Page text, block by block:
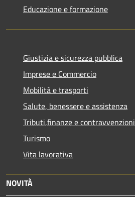
Educazione e formazione
Giustizia e sicurezza pubblica
Imprese e Commercio
Mobilità e trasporti
Salute, benessere e assistenza
Tributi,finanze e contravvenzioni
Turismo
Vita lavorativa
NOVITÀ